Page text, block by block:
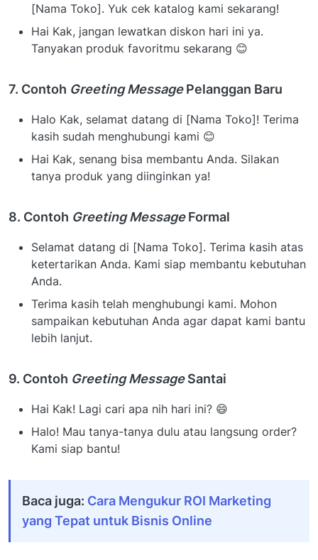
[Nama Toko]. Yuk cek katalog kami sekarang!
Hai Kak, jangan lewatkan diskon hari ini ya.
Tanyakan produk favoritmu sekarang 😊
7. Contoh Greeting MessagePelanggan Baru
Halo Kak, selamat datang di [Nama Toko]! Terima
kasih sudah menghubungi kami 😊
Hai Kak, senang bisa membantu Anda. Silakan
tanya produk yang diinginkan ya!
8. Contoh Greeting MessageFormal
Selamat datang di [Nama Toko]. Terima kasih atas
ketertarikan Anda. Kami siap membantu kebutuhan
Anda.
Terima kasih telah menghubungi kami. Mohon
sampaikan kebutuhan Anda agar dapat kami bantu
lebih lanjut.
9. Contoh Greeting MessageSantai
Hai Kak! Lagi cari apa nih hari ini? 😄
Halo! Mau tanya-tanya dulu atau langsung order?
Kami siap bantu!
Baca juga: Cara Mengukur ROI Marketing
yang Tepat untuk Bisnis Online